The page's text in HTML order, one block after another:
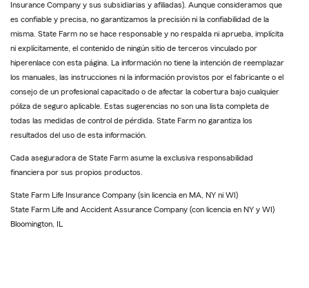
Insurance Company y sus subsidiarias y afiliadas). Aunque consideramos que
es confiable y precisa, no garantizamos la precisión ni la confiabilidad de la
misma. State Farm no se hace responsable y no respalda ni aprueba, implícita
ni explícitamente, el contenido de ningún sitio de terceros vinculado por
hiperenlace con esta página. La información no tiene la intención de reemplazar
los manuales, las instrucciones ni la información provistos por el fabricante o el
consejo de un profesional capacitado o de afectar la cobertura bajo cualquier
póliza de seguro aplicable. Estas sugerencias no son una lista completa de
todas las medidas de control de pérdida. State Farm no garantiza los
resultados del uso de esta información.
Cada aseguradora de State Farm asume la exclusiva responsabilidad
financiera por sus propios productos.
State Farm Life Insurance Company (sin licencia en MA, NY ni WI)
State Farm Life and Accident Assurance Company (con licencia en NY y WI)
Bloomington, IL